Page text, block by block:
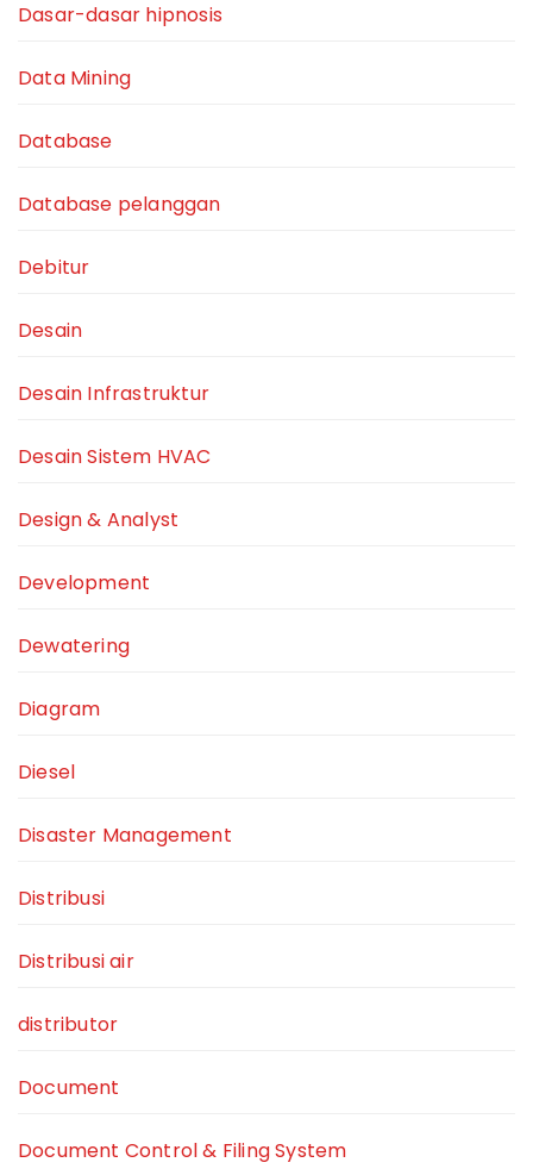
Dasar-dasar hipnosis
Data Mining
Database
Database pelanggan
Debitur
Desain
Desain Infrastruktur
Desain Sistem HVAC
Design & Analyst
Development
Dewatering
Diagram
Diesel
Disaster Management
Distribusi
Distribusi air
distributor
Document
Document Control & Filing System